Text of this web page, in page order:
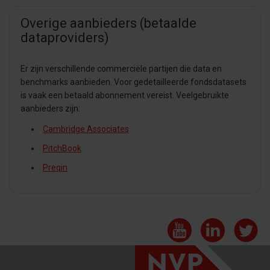
Overige aanbieders (betaalde
dataproviders)
Er zijn verschillende commerciële partijen die data en
benchmarks aanbieden. Voor gedetailleerde fondsdatasets
is vaak een betaald abonnement vereist. Veelgebruikte
aanbieders zijn:
Cambridge Associates
PitchBook
Preqin